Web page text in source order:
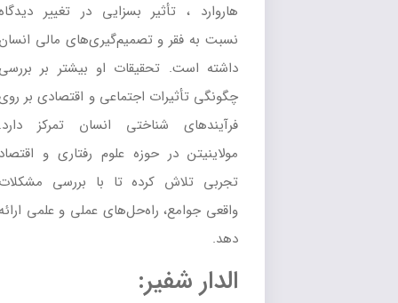
هاروارد ، تأثیر بسزایی در تغییر دیدگاه
نسبت به فقر و تصمیم‌گیری‌های مالی انسان
داشته است. تحقیقات او بیشتر بر بررسی
چگونگی تأثیرات اجتماعی و اقتصادی بر روی
فرآیندهای شناختی انسان تمرکز دارد.
مولاینیتن در حوزه علوم رفتاری و اقتصاد
تجربی تلاش کرده تا با بررسی مشکلات
واقعی جوامع، راه‌حل‌های عملی و علمی ارائه
الدار شفیر: